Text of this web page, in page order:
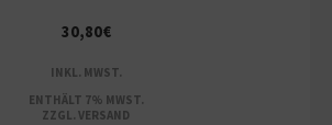
30,80€
INKL. MWST.
ENTHÄLT 7% MWST.
ZZGL. VERSAND